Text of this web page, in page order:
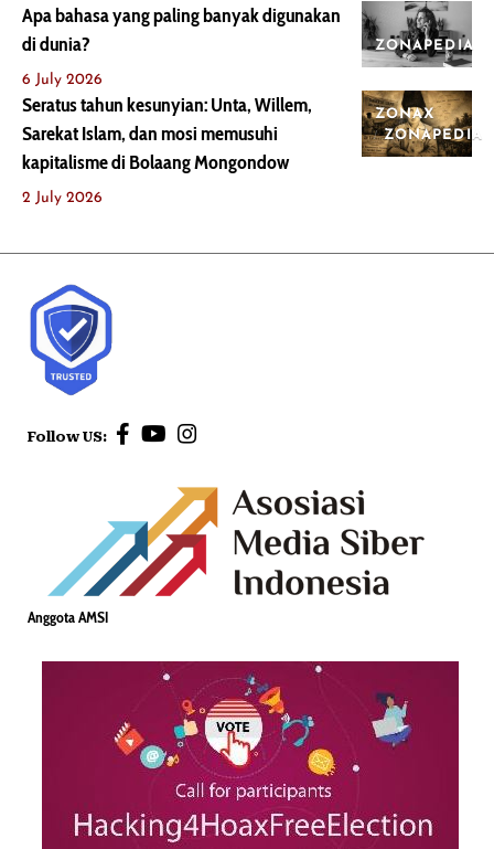
ZONAPEDIA
Apa bahasa yang paling banyak digunakan
di dunia?
6 July 2026
ZONAX
ZONAPEDIA
Seratus tahun kesunyian: Unta, Willem,
Sarekat Islam, dan mosi memusuhi
kapitalisme di Bolaang Mongondow
2 July 2026
Follow US:
Anggota AMSI